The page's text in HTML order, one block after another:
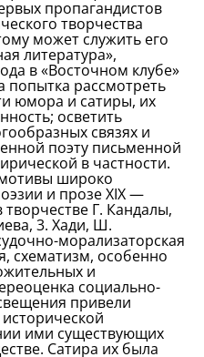
пропагандистов
творчества
может служить его
литература»,
в «Восточном клубе»
попытка рассмотреть
юмора и сатиры, их
осветить
связях и
поэту письменной
в частности.
широко
и прозе XIX —
творчестве Г. Кандалы,
3. Хади, Ш.
морализаторская
схематизм, особенно
и
социально-
привели
ими существующих
Сатира их была